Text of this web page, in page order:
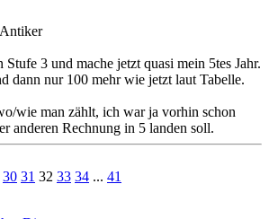
3 und mache jetzt quasi mein 5tes Jahr.
dann nur 100 mehr wie jetzt laut Tabelle.
wie man zählt, ich war ja vorhin schon
anderen Rechnung in 5 landen soll.
30 31 32 33 34 ... 41